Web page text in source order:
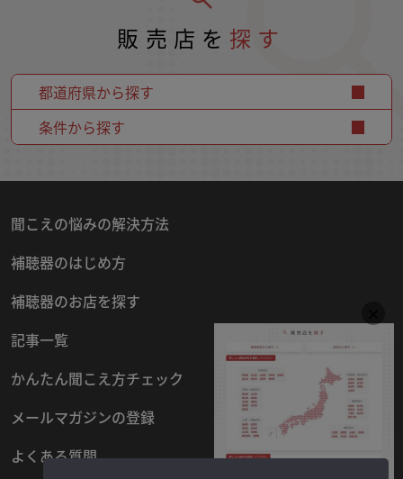
販売店を 探す
都道府県から探す
条件から探す
聞こえの悩みの解決方法
補聴器のはじめ方
補聴器のお店を探す
記事一覧
かんたん聞こえ方チェック
メールマガジンの登録
よくある質問